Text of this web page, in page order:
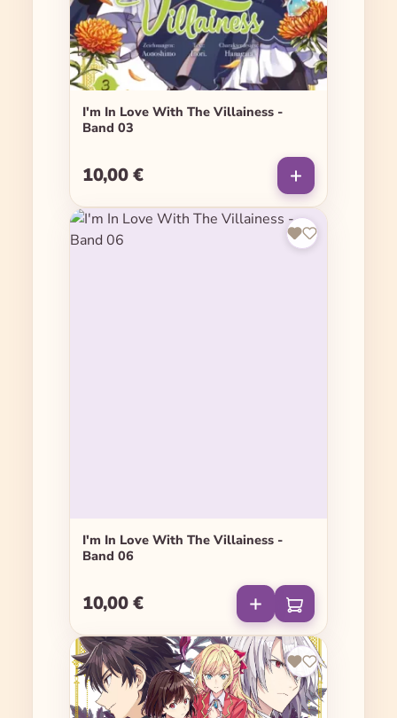
I'm In Love With The Villainess -
Band 03
Regulärer Preis:
10,00 €
I'm In Love With The Villainess -
Band 06
Regulärer Preis:
10,00 €